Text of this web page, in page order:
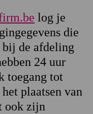
log je
die
bij de afdeling
24 uur
toegang tot
plaatsen van
ook zijn